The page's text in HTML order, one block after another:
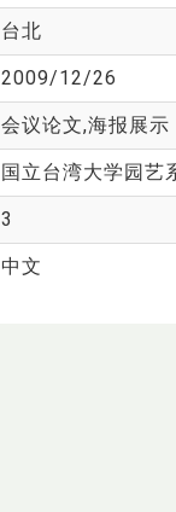
台北
2009/12/26
会议论文,海报展示
国立台湾大学园艺
3
中文